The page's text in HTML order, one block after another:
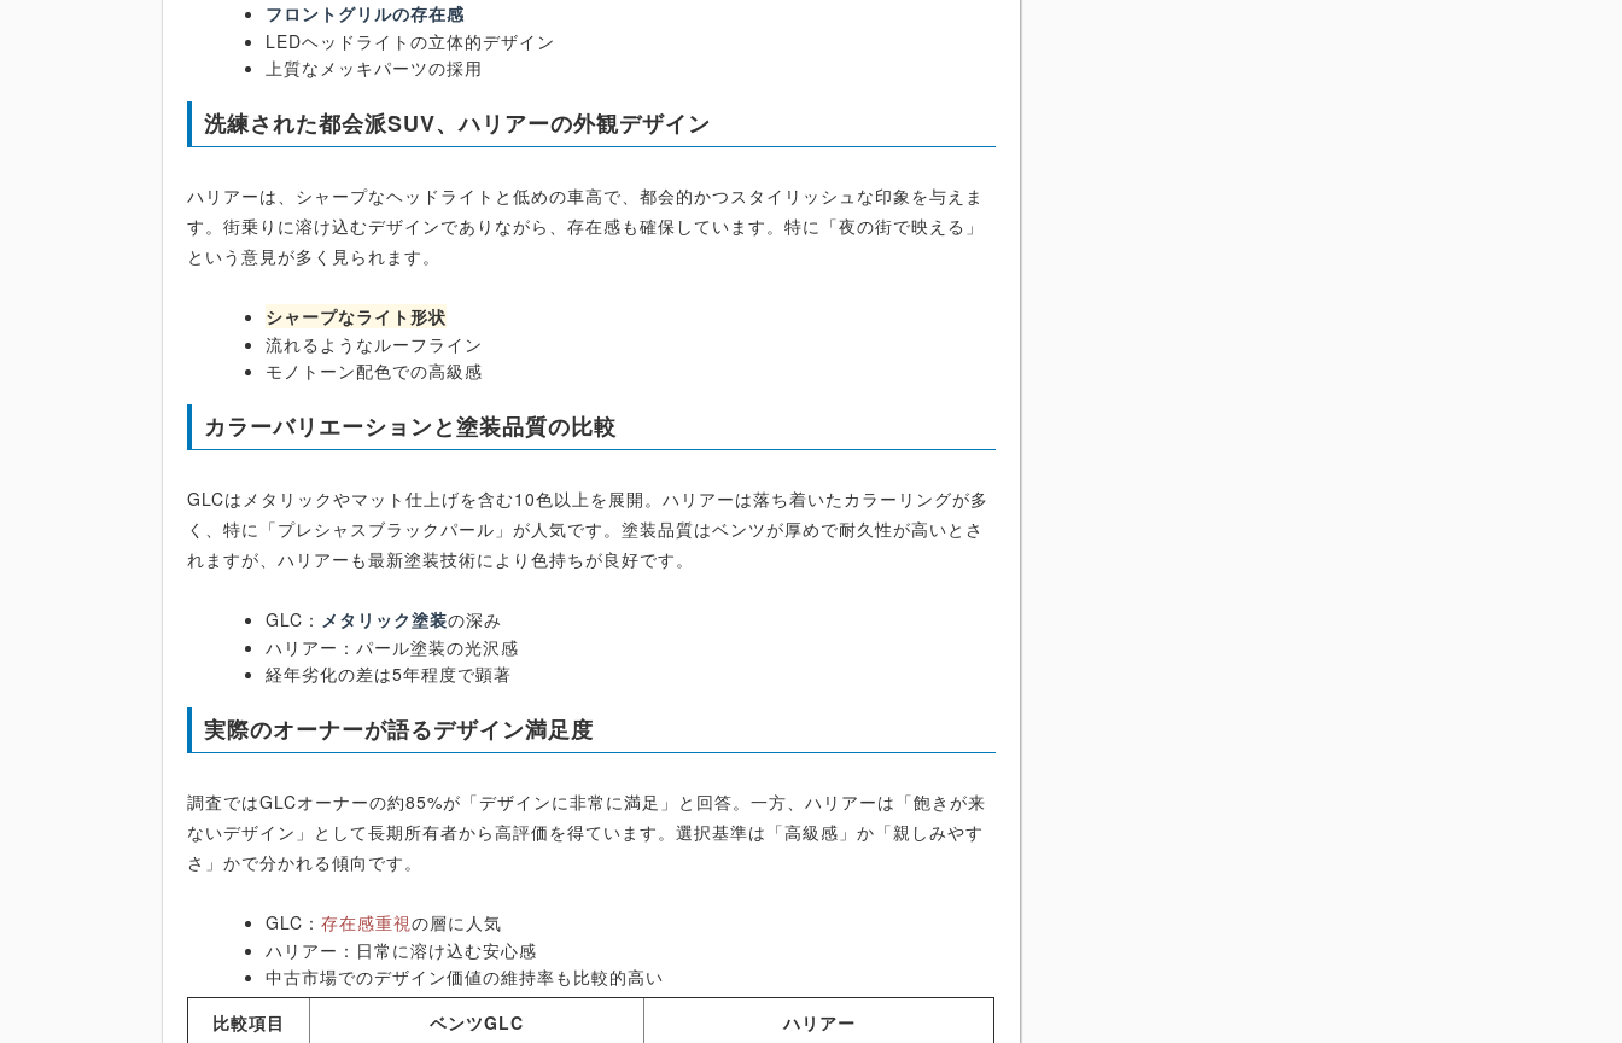
フロントグリルの存在感
LEDヘッドライトの立体的デザイン
上質なメッキパーツの採用
洗練された都会派SUV、ハリアーの外観デザイン
ハリアーは、シャープなヘッドライトと低めの車高で、都会的かつスタイリッシュな印象を与えま
す。街乗りに溶け込むデザインでありながら、存在感も確保しています。特に「夜の街で映える」
という意見が多く見られます。
シャープなライト形状
流れるようなルーフライン
モノトーン配色での高級感
カラーバリエーションと塗装品質の比較
GLCはメタリックやマット仕上げを含む10色以上を展開。ハリアーは落ち着いたカラーリングが多
く、特に「プレシャスブラックパール」が人気です。塗装品質はベンツが厚めで耐久性が高いとさ
れますが、ハリアーも最新塗装技術により色持ちが良好です。
GLC： メタリック塗装の深み
ハリアー：パール塗装の光沢感
経年劣化の差は5年程度で顕著
実際のオーナーが語るデザイン満足度
調査ではGLCオーナーの約85%が「デザインに非常に満足」と回答。一方、ハリアーは「飽きが来
ないデザイン」として長期所有者から高評価を得ています。選択基準は「高級感」か「親しみやす
さ」かで分かれる傾向です。
GLC：存在感重視の層に人気
ハリアー：日常に溶け込む安心感
中古市場でのデザイン価値の維持率も比較的高い
比較項目
ベンツGLC ハリアー